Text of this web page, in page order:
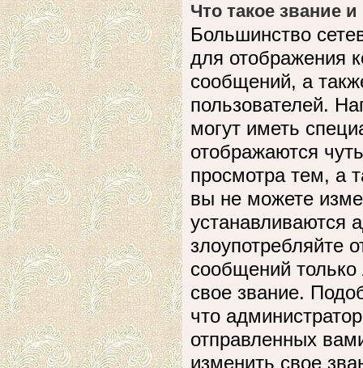
Что такое звание
Большинство
для отображения
сообщений, а
пользователей.
могут иметь
отображаются
просмотра тем, а
вы не можете
устанавливаются
злоупотребляйте
сообщений
свое звание.
что
отправленных
изменить свое